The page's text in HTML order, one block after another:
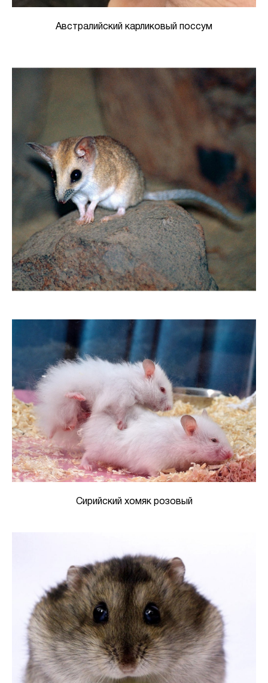
Австралийский карликовый поссум
Сирийский хомяк розовый